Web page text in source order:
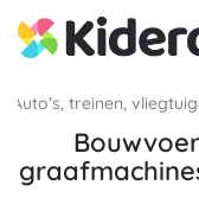
Auto’s, treinen,